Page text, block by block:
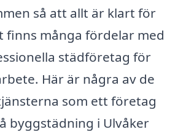
så att allt är klart för
finns många fördelar med
städföretag för
Här är några av de
som ett företag
byggstädning i Ulvåker